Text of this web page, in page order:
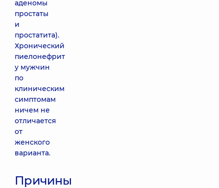
аденомы
простаты
и
простатита).
Хронический
пиелонефрит
у мужчин
по
клиническим
симптомам
ничем не
отличается
от
женского
варианта.
Причины